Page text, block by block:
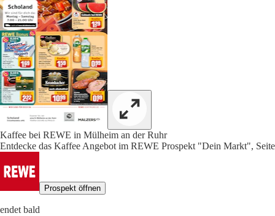
Kaffee bei REWE in Mülheim an der Ruhr
Entdecke das Kaffee Angebot im REWE Prospekt "Dein Markt",
Prospekt öffnen
endet bald